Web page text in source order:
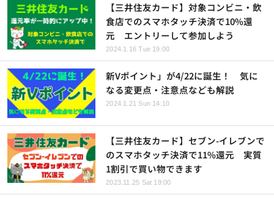
【三井住友カード】対象コンビニ・飲
食店でのスマホタッチ決済で10%還
元 エントリーして参加しよう
2024.1.16 Tue 19:00
新Vポイント」が4/22に誕生！ 気に
なる変更点・注意点なども解説
2024.1.21 Sun 14:10
【三井住友カード】セブン-イレブンで
のスマホタッチ決済で11%還元 実質
1割引で買い物できます
2023.11.25 Sat 19:00